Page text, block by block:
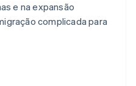
e na expansão
complicada para